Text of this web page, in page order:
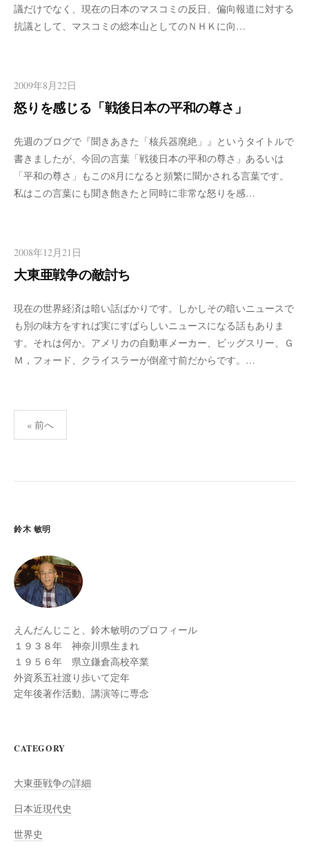
議だけでなく、現在の日本のマスコミの反日、偏向報道に対する
抗議として、マスコミの総本山としてのＮＨＫに向…
2009年8月22日
怒りを感じる「戦後日本の平和の尊さ」
先週のブログで『聞きあきた「核兵器廃絶」』というタイトルで
書きましたが、今回の言葉「戦後日本の平和の尊さ」あるいは
「平和の尊さ」もこの8月になると頻繁に聞かされる言葉です。
私はこの言葉にも聞き飽きたと同時に非常な怒りを感…
2008年12月21日
大東亜戦争の敵討ち
現在の世界経済は暗い話ばかりです。しかしその暗いニュースで
も別の味方をすれば実にすばらしいニュースになる話もありま
す。それは何か。アメリカの自動車メーカー、ビッグスリー、Ｇ
Ｍ，フォード、クライスラーが倒産寸前だからです。…
投
ナ
ー
ョ
ン
« 前へ
鈴木 敏明
えんだんじこと、鈴木敏明のプロフィール
１９３８年 神奈川県生まれ
１９５６年 県立鎌倉高校卒業
外資系五社渡り歩いて定年
定年後著作活動、講演等に専念
CATEGORY
大東亜戦争の詳細
日本近現代史
世界史